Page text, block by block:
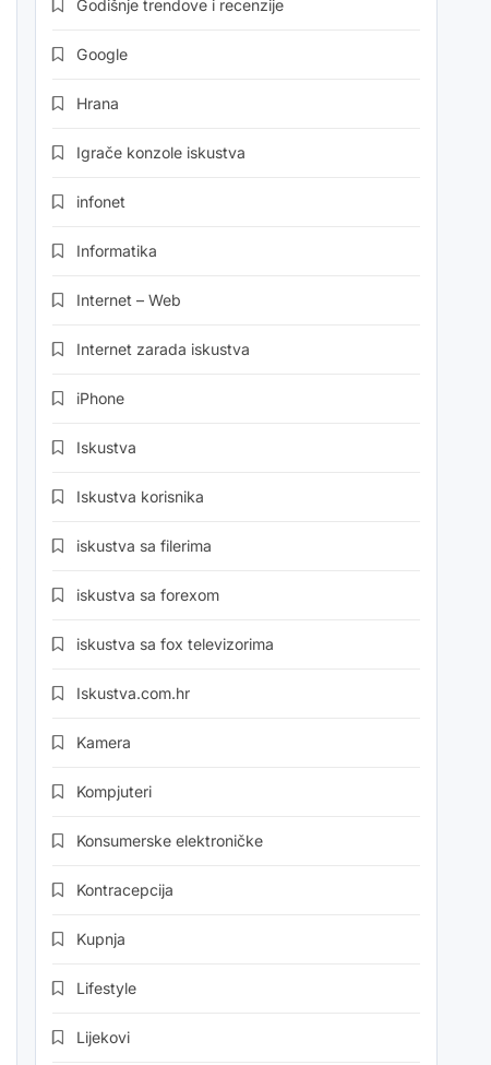
Godišnje trendove i recenzije
Google
Hrana
Igrače konzole iskustva
infonet
Informatika
Internet – Web
Internet zarada iskustva
iPhone
Iskustva
Iskustva korisnika
iskustva sa filerima
iskustva sa forexom
iskustva sa fox televizorima
Iskustva.com.hr
Kamera
Kompjuteri
Konsumerske elektroničke
Kontracepcija
Kupnja
Lifestyle
Lijekovi